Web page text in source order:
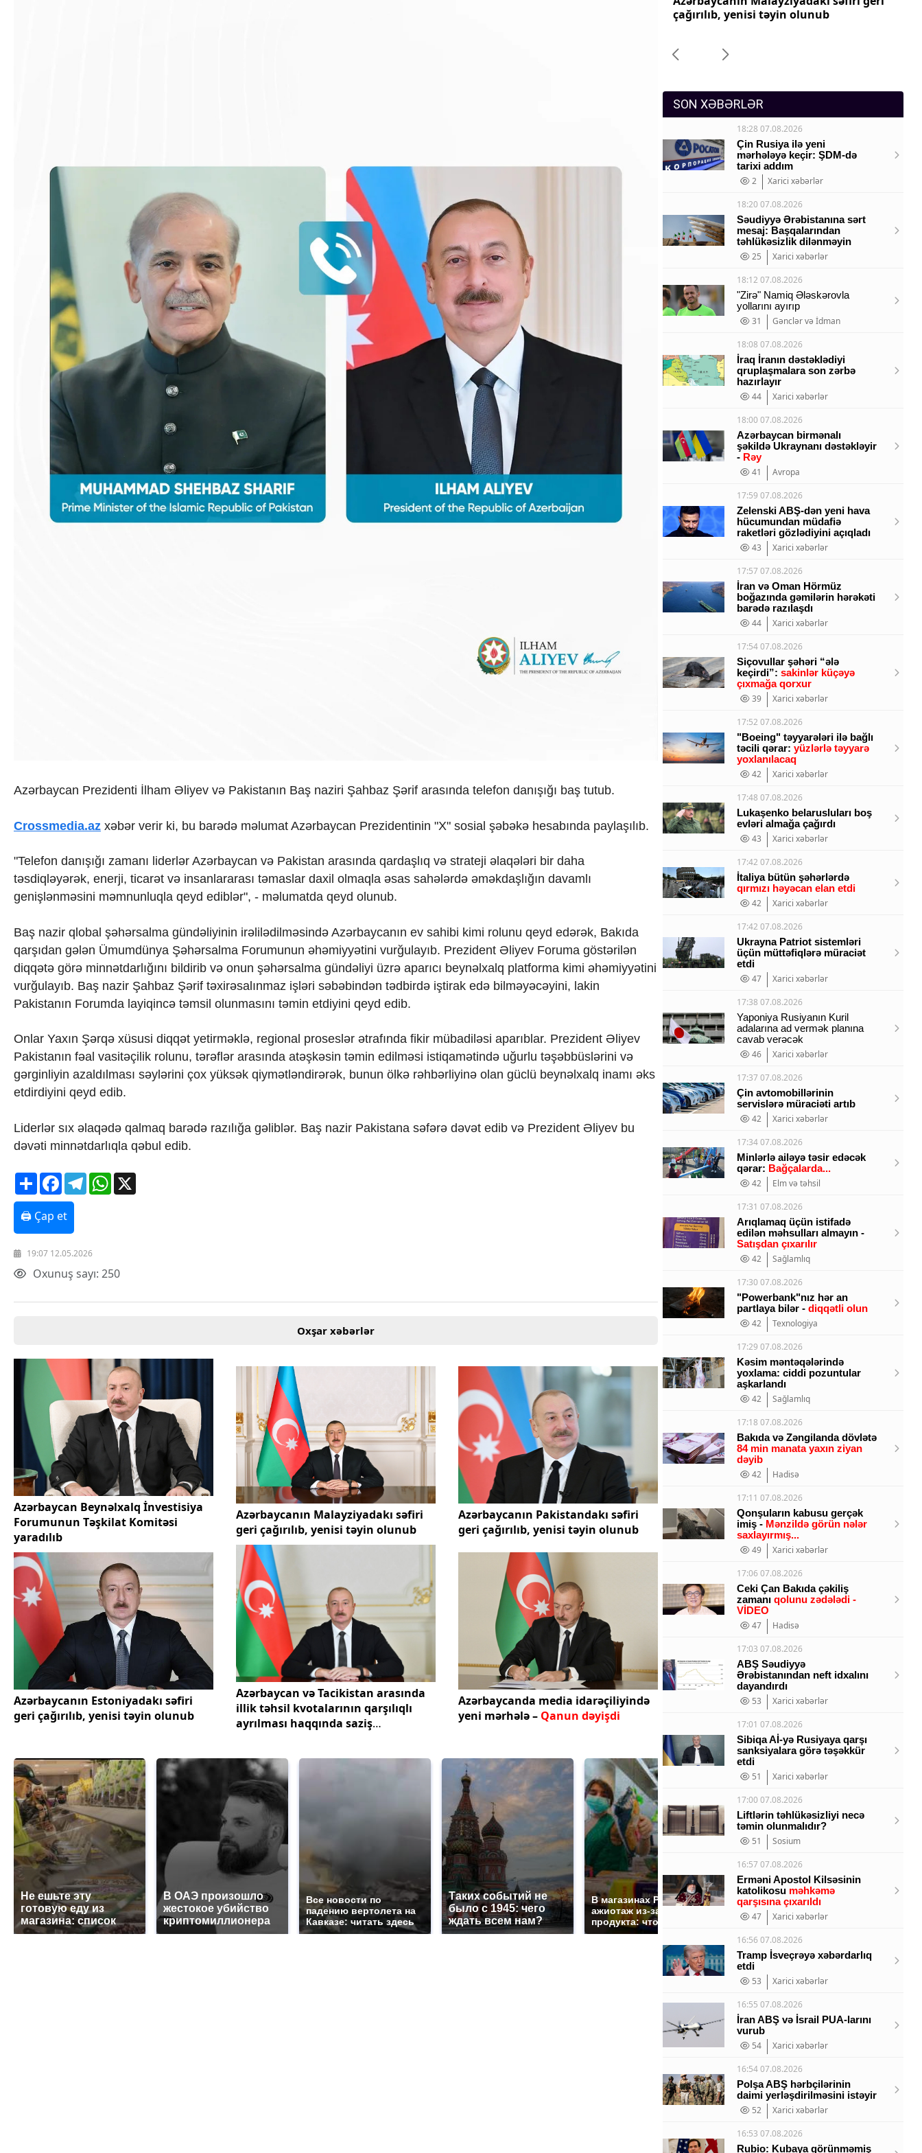
Elm və təhsil
Mədəniyyət
Yüksəliş hekayəsi
Mədəniyyətimizin Zəfəri
Zəfər Diasporu
Səhiyyə
Ailə və uşaq
İqtisadiyyat
İqtisadi xəbərlər
Energetika
Neft-qaz
Əmək və sosial siyasət
Kənd təsərrüfatı
Hərbi sənaye
Telekommunikasiya və nəqliyyat
Crossmedia.az - 1 yaş
Siyasət
Məhkəmə və hüquq
Ekologiya
Zəfər - 5
Azərbaycan Prezidenti İlham Əliyev və Pakistanın Baş naziri Şahbaz Şərif arasında telefon danışığı baş tutub.
Crossmedia.az xəbər verir ki, bu barədə məlumat Azərbaycan Prezidentinin "X" sosial şəbəkə hesabında paylaşılıb.
"Telefon danışığı zamanı liderlər Azərbaycan və Pakistan arasında qardaşlıq və strateji əlaqələri bir daha
təsdiqləyərək, enerji, ticarət və insanlararası təmaslar daxil olmaqla əsas sahələrdə əməkdaşlığın davamlı
genişlənməsini məmnunluqla qeyd ediblər", - məlumatda qeyd olunub.
Baş nazir qlobal şəhərsalma gündəliyinin irəlilədilməsində Azərbaycanın ev sahibi kimi rolunu qeyd edərək, Bakıda
qarşıdan gələn Ümumdünya Şəhərsalma Forumunun əhəmiyyətini vurğulayıb. Prezident Əliyev Foruma göstərilən
diqqətə görə minnətdarlığını bildirib və onun şəhərsalma gündəliyi üzrə aparıcı beynəlxalq platforma kimi əhəmiyyətini
vurğulayıb. Baş nazir Şahbaz Şərif təxirəsalınmaz işləri səbəbindən tədbirdə iştirak edə bilməyəcəyini, lakin
Pakistanın Forumda layiqincə təmsil olunmasını təmin etdiyini qeyd edib.
Onlar Yaxın Şərqə xüsusi diqqət yetirməklə, regional proseslər ətrafında fikir mübadiləsi aparıblar. Prezident Əliyev
Pakistanın fəal vasitəçilik rolunu, tərəflər arasında atəşkəsin təmin edilməsi istiqamətində uğurlu təşəbbüslərini və
gərginliyin azaldılması səylərini çox yüksək qiymətləndirərək, bunun ölkə rəhbərliyinə olan güclü beynəlxalq inamı əks
etdirdiyini qeyd edib.
Liderlər sıx əlaqədə qalmaq barədə razılığa gəliblər. Baş nazir Pakistana səfərə dəvət edib və Prezident Əliyev bu
dəvəti minnətdarlıqla qəbul edib.
ShareFacebookTelegramWhatsApp
🖨 Çap et
19:07 12.05.2026
Oxunuş sayı: 250
Oxşar xəbərlər
Azərbaycan Beynəlxalq İnvestisiya
Forumunun Təşkilat Komitəsi
yaradılıb
Azərbaycanın Malayziyadakı səfiri
geri çağırılıb, yenisi təyin olunub
Azərbaycanın Pakistandakı səfiri
geri çağırılıb, yenisi təyin olunub
Azərbaycanın Estoniyadakı səfiri
geri çağırılıb, yenisi təyin olunub
Azərbaycan və Tacikistan arasında
illik təhsil kvotalarının qarşılıqlı
ayrılması haqqında saziş
Azərbaycanda media idarəçiliyində
yeni mərhələ – Qanun dəyişdi
Не ешьте эту
готовую еду из
магазина: список
В ОАЭ произошло
жестокое убийство
криптомиллионера
Все новости по
падению вертолета на
Кавказе: читать здесь
Таких событий не
было с 1945: чего
ждать всем нам?
В магазинах России
ажиотаж из-за этого
продукта: что купить?
СМИ: В Химках на
полицейскую
машину напали и
подожгли.
Где
çağırılıb, yenisi təyin olunub
SON XƏBƏRLƏR
18:28 07.08.2026
Çin Rusiya ilə yeni
mərhələyə keçir: ŞDM-də
tarixi addım
2
Xarici xəbərlər
18:20 07.08.2026
Səudiyyə Ərəbistanına sərt
mesaj: Başqalarından
təhlükəsizlik dilənməyin
25
Xarici xəbərlər
18:12 07.08.2026
"Zirə" Namiq Ələskərovla
yollarını ayırıp
31
Gənclər və İdman
18:08 07.08.2026
İraq İranın dəstəklədiyi
qruplaşmalara son zərbə
hazırlayır
44
Xarici xəbərlər
18:00 07.08.2026
Azərbaycan birmənalı
şəkildə Ukraynanı dəstəkləyir
- Rəy
41
Avropa
17:59 07.08.2026
Zelenski ABŞ-dən yeni hava
hücumundan müdafiə
raketləri gözlədiyini açıqladı
43
Xarici xəbərlər
17:57 07.08.2026
İran və Oman Hörmüz
boğazında gəmilərin hərəkəti
barədə razılaşdı
44
Xarici xəbərlər
17:54 07.08.2026
Siçovullar şəhəri “ələ
keçirdi”: sakinlər küçəyə
çıxmağa qorxur
39
Xarici xəbərlər
17:52 07.08.2026
"Boeing" təyyarələri ilə bağlı
təcili qərar: yüzlərlə təyyarə
yoxlanılacaq
42
Xarici xəbərlər
17:48 07.08.2026
Lukaşenko belarusluları boş
evləri almağa çağırdı
43
Xarici xəbərlər
17:42 07.08.2026
İtaliya bütün şəhərlərdə
qırmızı həyəcan elan etdi
42
Xarici xəbərlər
17:42 07.08.2026
Ukrayna Patriot sistemləri
üçün müttəfiqlərə müraciət
etdi
47
Xarici xəbərlər
17:38 07.08.2026
Yaponiya Rusiyanın Kuril
adalarına ad vermək planına
cavab verəcək
46
Xarici xəbərlər
17:37 07.08.2026
Çin avtomobillərinin
servislərə müraciəti artıb
42
Xarici xəbərlər
17:34 07.08.2026
Minlərlə ailəyə təsir edəcək
qərar: Bağçalarda...
42
Elm və təhsil
17:31 07.08.2026
Arıqlamaq üçün istifadə
edilən məhsulları almayın -
Satışdan çıxarılır
42
Sağlamlıq
17:30 07.08.2026
"Powerbank"nız hər an
partlaya bilər - diqqətli olun
42
Texnologiya
17:29 07.08.2026
Kəsim məntəqələrində
yoxlama: ciddi pozuntular
aşkarlandı
42
Sağlamlıq
17:18 07.08.2026
Bakıda və Zəngilanda dövlətə
84 min manata yaxın ziyan
dəyib
42
Hadisə
17:11 07.08.2026
Qonşuların kabusu gerçək
imiş - Mənzildə görün nələr
saxlayırmış...
49
Xarici xəbərlər
17:06 07.08.2026
Ceki Çan Bakıda çəkiliş
zamanı qolunu zədələdi -
VİDEO
47
Hadisə
17:03 07.08.2026
ABŞ Səudiyyə
Ərəbistanından neft idxalını
dayandırdı
53
Xarici xəbərlər
17:01 07.08.2026
Sibiqa Aİ-yə Rusiyaya qarşı
sanksiyalara görə təşəkkür
etdi
51
Xarici xəbərlər
17:00 07.08.2026
Liftlərin təhlükəsizliyi necə
təmin olunmalıdır?
51
Sosium
16:57 07.08.2026
Erməni Apostol Kilsəsinin
katolikosu məhkəmə
qarşısına çıxarıldı
47
Xarici xəbərlər
16:56 07.08.2026
Tramp İsveçrəyə xəbərdarlıq
etdi
53
Xarici xəbərlər
16:55 07.08.2026
İran ABŞ və İsrail PUA-larını
vurub
54
Xarici xəbərlər
16:54 07.08.2026
Polşa ABŞ hərbçilərinin
daimi yerləşdirilməsini istəyir
52
Xarici xəbərlər
16:53 07.08.2026
Rubio: Kubaya görünməmiş